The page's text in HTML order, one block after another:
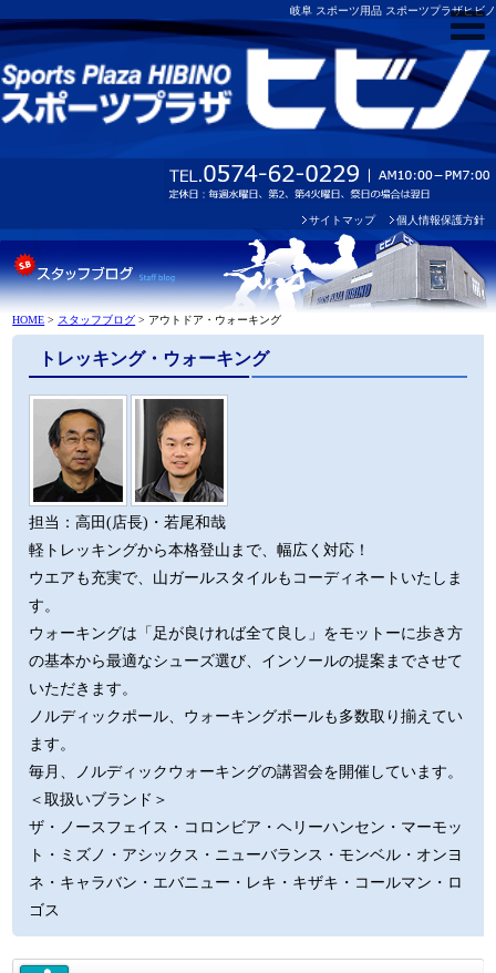
岐阜 スポーツ用品 スポーツプラザヒビノ
サイトマップ 個人情報保護方針
HOME > スタッフブログ > アウトドア・ウォーキング
トレッキング・ウォーキング
担当：高田(店長)・若尾和哉
軽トレッキングから本格登山まで、幅広く対応！
ウエアも充実で、山ガールスタイルもコーディネートいたしま
す。
ウォーキングは「足が良ければ全て良し」をモットーに歩き方
の基本から最適なシューズ選び、インソールの提案までさせて
いただきます。
ノルディックポール、ウォーキングポールも多数取り揃えてい
ます。
毎月、ノルディックウォーキングの講習会を開催しています。
＜取扱いブランド＞
ザ・ノースフェイス・コロンビア・ヘリーハンセン・マーモッ
ト・ミズノ・アシックス・ニューバランス・モンベル・オンヨ
ネ・キャラバン・エバニュー・レキ・キザキ・コールマン・ロ
ゴス